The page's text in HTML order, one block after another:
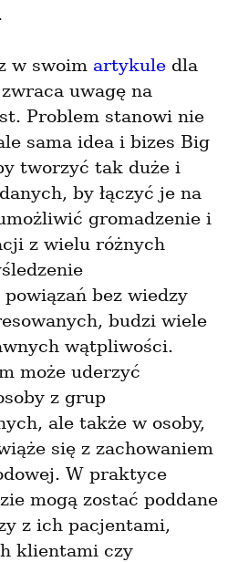
w swoim artykule dla
uwagę na
Problem stanowi nie
sama idea i bizes Big
tworzyć tak duże i
by łączyć je na
gromadzenie i
z wielu różnych
bez wiedzy
budzi wiele
wątpliwości.
może uderzyć
z grup
ale także w osoby,
się z zachowaniem
W praktyce
mogą zostać poddane
z ich pacjentami,
klientami czy